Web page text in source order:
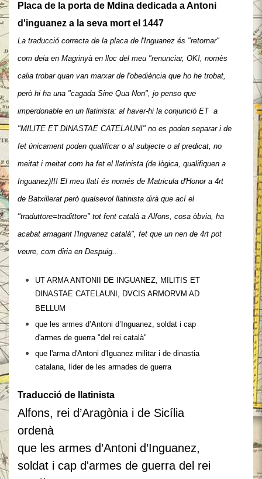
Placa de la porta de Mdina dedicada a Antoni
d'inguanez a la seva mort el 1447
La traducció correcta de la placa de l'Inguanez és "retornar"
com deia en Magrinyà en lloc del meu "renunciar, OK!, nomès
calia trobar quan van marxar de l'obediència que ho he trobat,
però hi ha una "cagada Sine Qua Non", jo penso que
imperdonable en un llatinista: al haver-hi la conjunció ET a
"MILITE ET DINASTAE CATELAUNI" no es poden separar i de
fet únicament poden qualificar o al subjecte o al predicat, no
meitat i meitat com ha fet el llatinista (de lògica, qualifiquen a
Inguanez)!!! El meu llatí és només de Matricula d'Honor a 4rt
de Batxillerat però qualsevol llatinista dirà que ací el
"traduttore=tradittore" tot fent català a Alfons, cosa òbvia, ha
acabat amagant l'Inguanez català", fet que un nen de 4rt pot
veure, com diria en Despuig..
UT ARMA ANTONII DE INGUANEZ, MILITIS ET
DINASTAE CATELAUNI, DVCIS ARMORVM AD
BELLUM
que les armes d’Antoni d’Inguanez, soldat i cap
d'armes de guerra "del rei català"
que l'arma d'Antoni d'Iguanez militar i de dinastia
catalana, líder de les armades de guerra
Traducció de llatinista
Alfons, rei d’Aragònia i de Sicília
ordenà
que les armes d’Antoni d’Inguanez,
soldat i cap d'armes de guerra del rei